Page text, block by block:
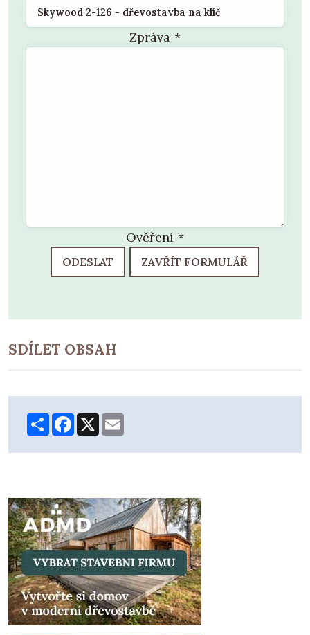
Zpráva *
Ověření *
ODESLAT ZAVŘÍT FORMULÁŘ
SDÍLET OBSAH
ShareFacebook
X